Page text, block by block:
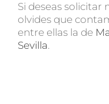
Si deseas solicitar
olvides que
entre ellas la de
Sevilla.